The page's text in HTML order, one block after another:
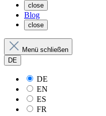
close
Blog
close
Menü schließen
DE
DE
EN
ES
FR